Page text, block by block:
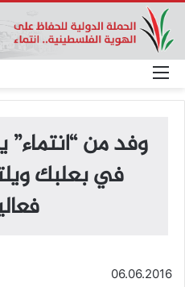
القائمة
وفد من “انتماء”
في بعلبك
06.06.2016